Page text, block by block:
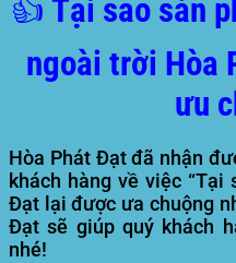
👍 Tại sao sản
ngoài trời Hòa
ưu
Hòa Phát Đạt đã nhận
khách hàng về việc
Đạt lại được ưa chuộng
Đạt sẽ giúp quý khách
nhé!